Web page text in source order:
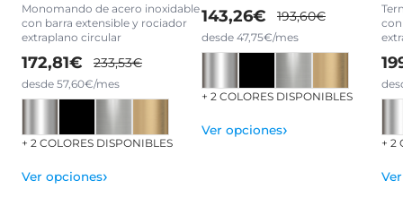
Monomando de acero inoxidable
con barra extensible y rociador
extraplano circular
172,81€ 233,53€
desde 57,60€/mes
+ 2 COLORES DISPONIBLES
Ver opciones›
143,26€ 193,60€
desde 47,75€/mes
+ 2 COLORES DISPONIBLES
Ver opciones›
+ 2